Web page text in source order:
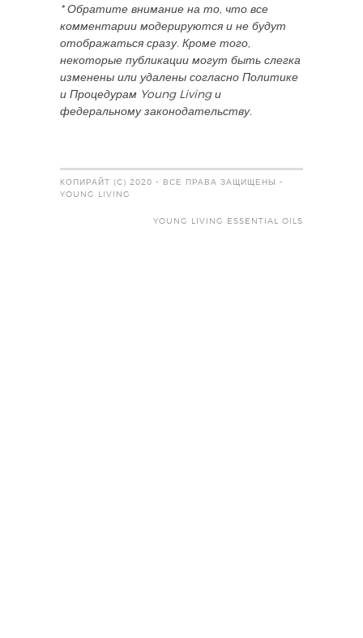
* Обратите внимание на то, что все
комментарии модерируются и не будут
отображаться сразу. Кроме того,
некоторые публикации могут быть слегка
изменены или удалены согласно Политике
и Процедурам Young Living и
федеральному законодательству.
КОПИРАЙТ (C) 2020 - ВСЕ ПРАВА ЗАЩИЩЕНЫ -
YOUNG LIVING
YOUNG LIVING ESSENTIAL OILS